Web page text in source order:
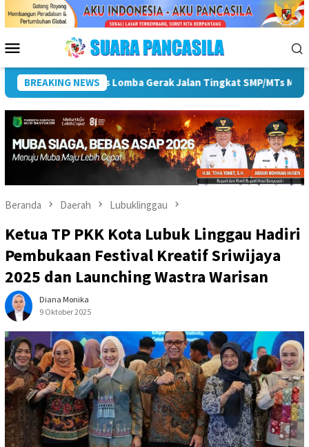
Menu
Mobile
BREAKING NEWS
ke-81 RI Pemkot Lubuk Linggau Sosialisasikan Tanda
Beranda Daerah Lubuklinggau
Ketua TP PKK Kota Lubuk Linggau Hadiri
Pembukaan Festival Kreatif Sriwijaya
2025 dan Launching Wastra Warisan
Diana Monika
9 Oktober 2025